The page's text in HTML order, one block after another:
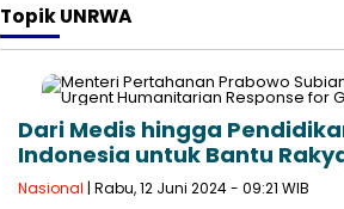
TopikUNRWA
Dari Medis hingga
Indonesia untuk Bantu
Nasional | Rabu, 12 Juni 2024 - 09:21 WIB